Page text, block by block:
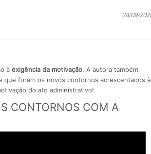
28/09/
àexigência da motivação. A autora também
que foram os novos contornos acrescentados à
do ato administrativo!
CONTORNOS COM A